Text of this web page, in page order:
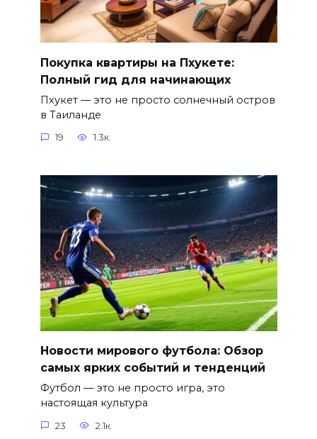
Покупка квартиры на Пхукете:
Полный гид для начинающих
Пхукет — это не просто солнечный остров
в Таиланде
19 1.3к.
Новости мирового футбола: Обзор
самых ярких событий и тенденций
Футбол — это не просто игра, это
настоящая культура
23 2.1к.